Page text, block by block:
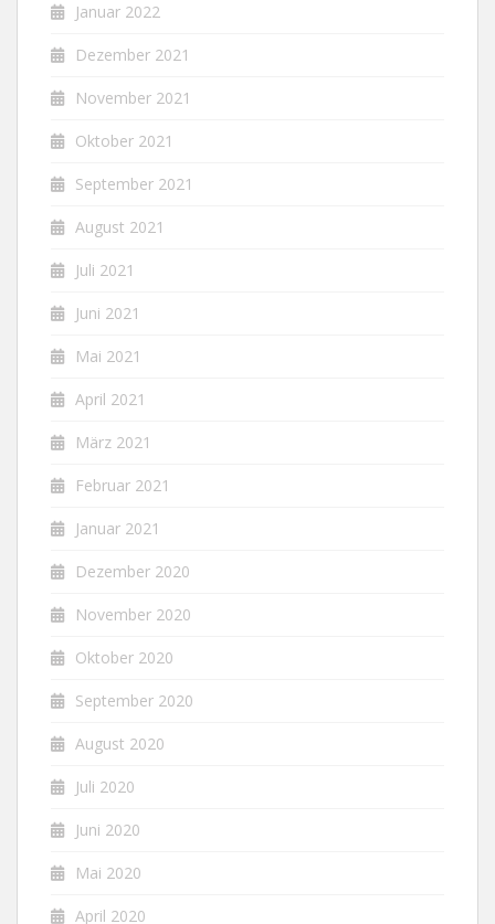
Januar 2022
Dezember 2021
November 2021
Oktober 2021
September 2021
August 2021
Juli 2021
Juni 2021
Mai 2021
April 2021
März 2021
Februar 2021
Januar 2021
Dezember 2020
November 2020
Oktober 2020
September 2020
August 2020
Juli 2020
Juni 2020
Mai 2020
April 2020